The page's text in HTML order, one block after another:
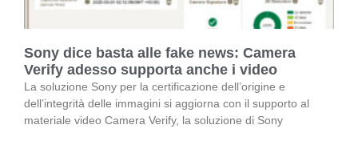
Sony dice basta alle fake news: Camera
Verify adesso supporta anche i video
La soluzione Sony per la certificazione dell’origine e
dell’integrità delle immagini si aggiorna con il supporto al
materiale video Camera Verify, la soluzione di Sony